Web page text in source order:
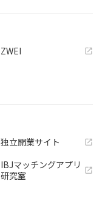
ZWEI
独立開業サイト
IBJマッチングアプリ
研究室